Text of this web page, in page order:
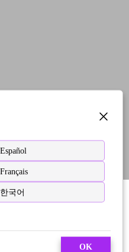
Español
Français
한국어
OK